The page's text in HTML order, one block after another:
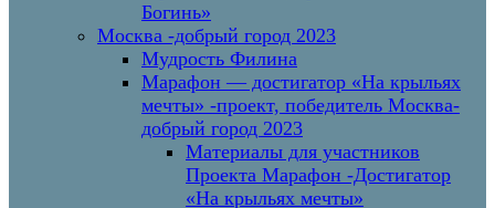
Богинь»
Москва -добрый город 2023
Мудрость Филина
Марафон — достигатор «На крыльях
мечты» -проект, победитель Москва-
добрый город 2023
Материалы для участников
Проекта Марафон -Достигатор
«На крыльях мечты»